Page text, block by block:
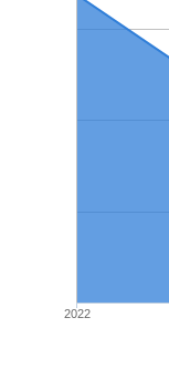
2022